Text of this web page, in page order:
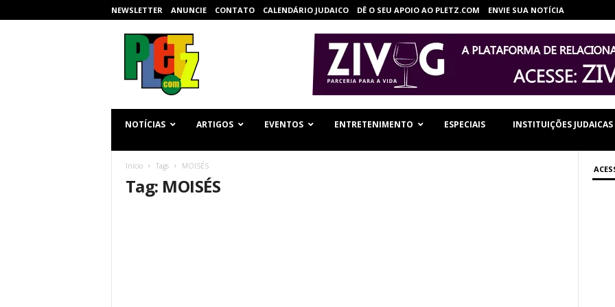
NEWSLETTER ANUNCIE CONTATO CALENDÁRIO JUDAICO DÊ O SEU APOIO AO PLETZ.COM ENVIE SUA NOTÍCIA
NOTÍCIAS ARTIGOS EVENTOS ENTRETENIMENTO ESPECIAIS INSTITUIÇÕES JUDAICAS
Início Tags MOISÉS
Tag: MOISÉS